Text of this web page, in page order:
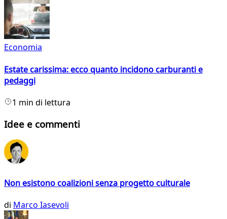
Economia
Estate carissima: ecco quanto incidono carburanti e
pedaggi
1 min di lettura
Idee e commenti
Non esistono coalizioni senza progetto culturale
di Marco Iasevoli